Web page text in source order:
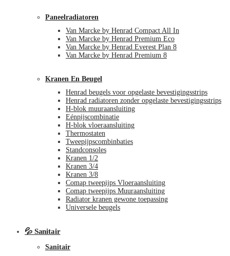
Paneelradiatoren
Van Marcke by Henrad Compact All In
Van Marcke by Henrad Premium Eco
Van Marcke by Henrad Everest Plan 8
Van Marcke by Henrad Premium 8
Kranen En Beugel
Henrad beugels voor opgelaste bevestigingsstrips
Henrad radiatoren zonder opgelaste bevestigingsstrips
H-blok muuraansluiting
Eénpijscombinatie
H-blok vloeraansluiting
Thermostaten
Tweepijpscombinbaties
Standconsoles
Kranen 1/2
Kranen 3/4
Kranen 3/8
Comap tweepijps Vloeraansluiting
Comap tweepijps Muuraansluiting
Radiator kranen gewone toepassing
Universele beugels
💦 Sanitair
Sanitair